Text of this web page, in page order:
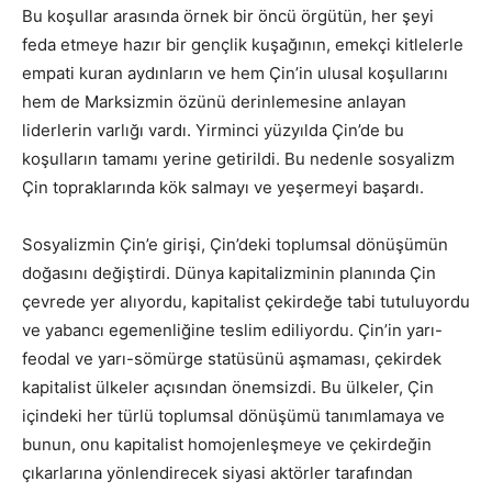
Bu koşullar arasında örnek bir öncü örgütün, her şeyi
feda etmeye hazır bir gençlik kuşağının, emekçi kitlelerle
empati kuran aydınların ve hem Çin’in ulusal koşullarını
hem de Marksizmin özünü derinlemesine anlayan
liderlerin varlığı vardı. Yirminci yüzyılda Çin’de bu
koşulların tamamı yerine getirildi. Bu nedenle sosyalizm
Çin topraklarında kök salmayı ve yeşermeyi başardı.
Sosyalizmin Çin’e girişi, Çin’deki toplumsal dönüşümün
doğasını değiştirdi. Dünya kapitalizminin planında Çin
çevrede yer alıyordu, kapitalist çekirdeğe tabi tutuluyordu
ve yabancı egemenliğine teslim ediliyordu. Çin’in yarı-
feodal ve yarı-sömürge statüsünü aşmaması, çekirdek
kapitalist ülkeler açısından önemsizdi. Bu ülkeler, Çin
içindeki her türlü toplumsal dönüşümü tanımlamaya ve
bunun, onu kapitalist homojenleşmeye ve çekirdeğin
çıkarlarına yönlendirecek siyasi aktörler tarafından